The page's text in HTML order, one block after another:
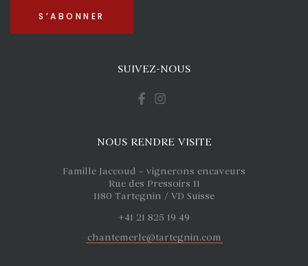
SUIVEZ-NOUS
NOUS RENDRE VISITE
Famille Jaccoud – vignerons encaveurs
Rue des Pressoirs 11
1180 Tartegnin / VD Suisse
+41 21 825 19 49
chantemerle@tartegnin.com